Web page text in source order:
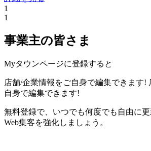
1
1
事業主の皆さま
Myタウンページに登録すると
店舗/企業情報をご自身で編集できます!
自身で編集できます!
無料登録で、いつでも何度でも自由に更
Web集客を強化しましょう。